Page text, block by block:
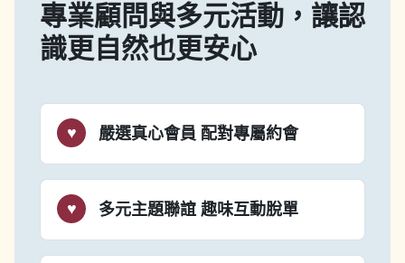
專業顧問與多元活動，讓認
識更自然也更安心
嚴選真心會員 配對專屬約會
多元主題聯誼 趣味互動脫單